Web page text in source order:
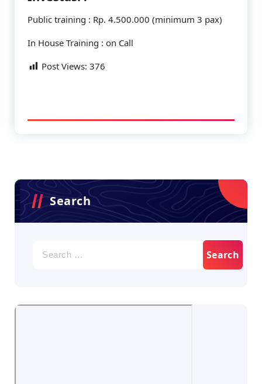
Public training : Rp. 4.500.000 (minimum 3 pax)
In House Training : on Call
Post Views: 376
Search
for: